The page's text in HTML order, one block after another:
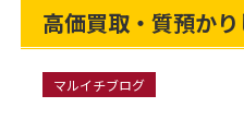
高価買取・質預か
マルイチブログ